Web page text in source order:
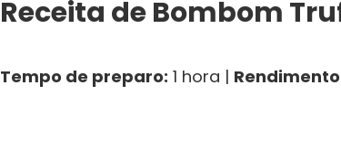
Receita de Bombom
Tempo de preparo: 1 hora |